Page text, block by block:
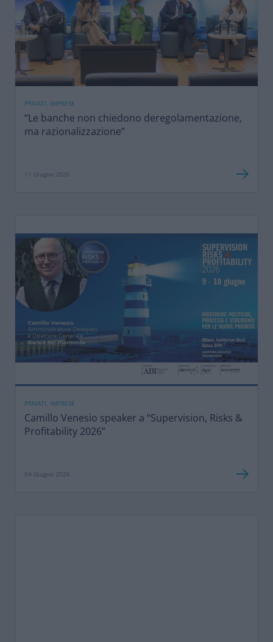
PRIVATI, IMPRESE
“Le banche non chiedono deregolamentazione,
ma razionalizzazione”
11 Giugno 2026
PRIVATI, IMPRESE
Camillo Venesio speaker a “Supervision, Risks &
Profitability 2026”
04 Giugno 2026